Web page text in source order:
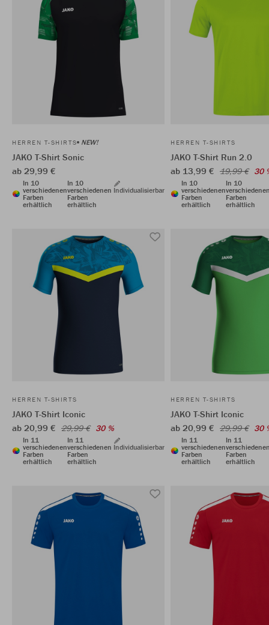
HERREN T-SHIRTS NEW!
JAKO T-Shirt Sonic
ab 29,99 €
In 10
verschiedenen
Farben
erhältlich
In 10
verschiedenen
Farben
erhältlich
Individualisierbar
HERREN T-SHIRTS
JAKO T-Shirt Run 2.0
ab 13,99 € 19,99 € 30
In 10
verschiedenen
Farben
erhältlich
In 10
Farben
erhältlich
HERREN T-SHIRTS
JAKO T-Shirt Iconic
ab 20,99 € 29,99 € 30 %
In 11
verschiedenen
Farben
erhältlich
In 11
verschiedenen
Farben
erhältlich
Individualisierbar
HERREN T-SHIRTS
JAKO T-Shirt Iconic
ab 20,99 € 29,99 € 30
In 11
verschiedenen
Farben
erhältlich
In 11
Farben
erhältlich